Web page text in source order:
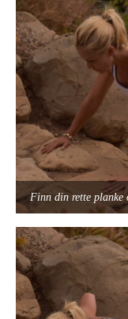
Finn din rette planke